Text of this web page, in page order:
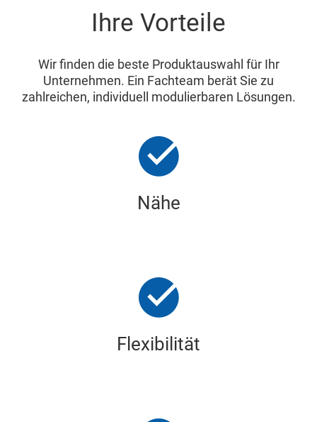
Ihre Vorteile
Wir finden die beste Produktauswahl für Ihr
Unternehmen. Ein Fachteam berät Sie zu
zahlreichen, individuell modulierbaren Lösungen.
Nähe
Flexibilität